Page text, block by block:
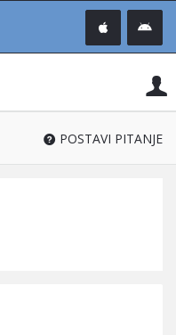
®
POSTAVI PITANJE